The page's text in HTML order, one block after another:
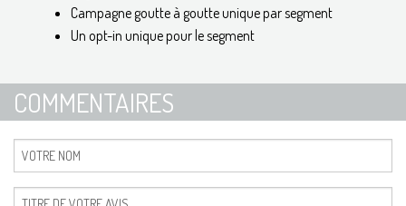
Campagne goutte à goutte unique par segment
Un opt-in unique pour le segment
COMMENTAIRES